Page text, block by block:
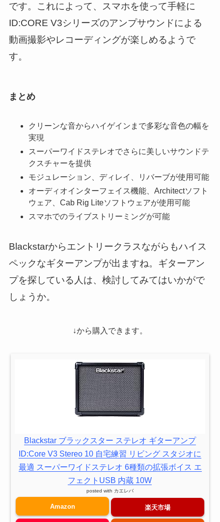
です。これによって、スマホを使って手軽に
ID:CORE V3シリーズのアンプサウンドによる
動画撮影やレコーディングが楽しめるようで
す。
まとめ
クリーンな音からハイゲインまで多彩な音色の幅を
実現
スーパーワイドステレオでさらに美しいサウンドテ
クスチャーを提供
モジュレーション、ディレイ、リバーブが使用可能
オーディオインターフェイス機能、Architectソフト
ウェア、Cab Rig Liteソフトウェアが使用可能
スマホでのライブストリーミングが可能
Blackstarからエントリークラスながらもハイス
ペックなギターアンプが出ますね。ギターアン
プを探している人は、検討してみてはいかがで
しょうか。
↓から購入できます。
Blackstar ブラックスター ステレオ ギターアンプ
ID:Core V3 Stereo 10 自宅練習 リビング スタジオに
最適 スーパーワイドステレオ 6種類の拡張ボイス エ
フェクトUSB 内蔵 10W
posted with カエレバ
Amazon 楽天市場